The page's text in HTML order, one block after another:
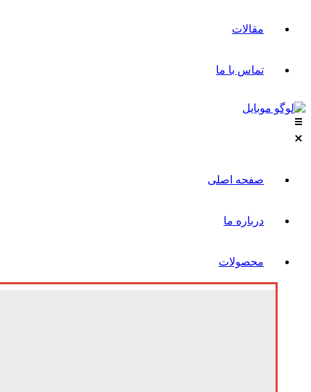
مقالات
تماس با ما
صفحه اصلی
درباره ما
محصولات